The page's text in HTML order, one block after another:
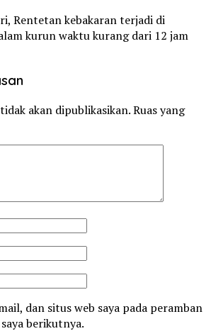
Rentetan kebakaran terjadi di
kurun waktu kurang dari 12 jam
akan dipublikasikan.Ruas yang
dan situs web saya pada peramban
berikutnya.